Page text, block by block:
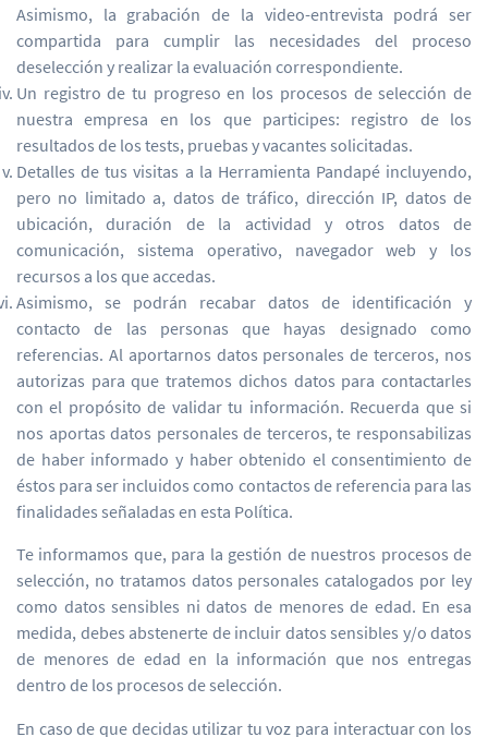
Asimismo, la grabación de la video-entrevista podrá ser
compartida para cumplir las necesidades del proceso
deselección y realizar la evaluación correspondiente.
Un registro de tu progreso en los procesos de selección de
nuestra empresa en los que participes: registro de los
resultados de los tests, pruebas y vacantes solicitadas.
Detalles de tus visitas a la Herramienta Pandapé incluyendo,
pero no limitado a, datos de tráfico, dirección IP, datos de
ubicación, duración de la actividad y otros datos de
comunicación, sistema operativo, navegador web y los
recursos a los que accedas.
Asimismo, se podrán recabar datos de identificación y
contacto de las personas que hayas designado como
referencias. Al aportarnos datos personales de terceros, nos
autorizas para que tratemos dichos datos para contactarles
con el propósito de validar tu información. Recuerda que si
nos aportas datos personales de terceros, te responsabilizas
de haber informado y haber obtenido el consentimiento de
éstos para ser incluidos como contactos de referencia para las
finalidades señaladas en esta Política.
Te informamos que, para la gestión de nuestros procesos de
selección, no tratamos datos personales catalogados por ley
como datos sensibles ni datos de menores de edad. En esa
medida, debes abstenerte de incluir datos sensibles y/o datos
de menores de edad en la información que nos entregas
dentro de los procesos de selección.
En caso de que decidas utilizar tu voz para interactuar con los